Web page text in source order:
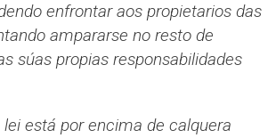
enfrontar aos propietarios das
ampararse no resto de
súas propias responsabilidades
está por encima de calquera